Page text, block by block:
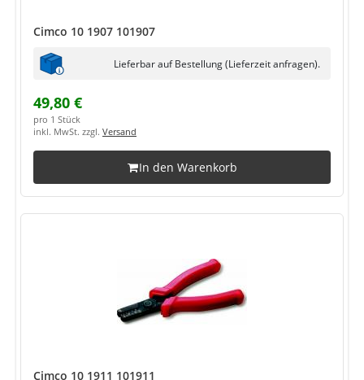
Cimco 10 1907 101907
Lieferbar auf Bestellung (Lieferzeit anfragen).
49,80 €
pro 1 Stück
inkl. MwSt. zzgl. Versand
In den Warenkorb
Cimco 10 1911 101911